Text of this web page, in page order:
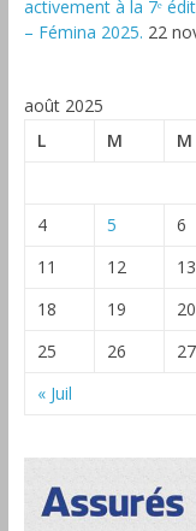
activement à la 7ᵉ
– Fémina 2025. 22
août 2025
L
M M
« Juil
4
5 6
11
12 13
18
19 20
25
26 27